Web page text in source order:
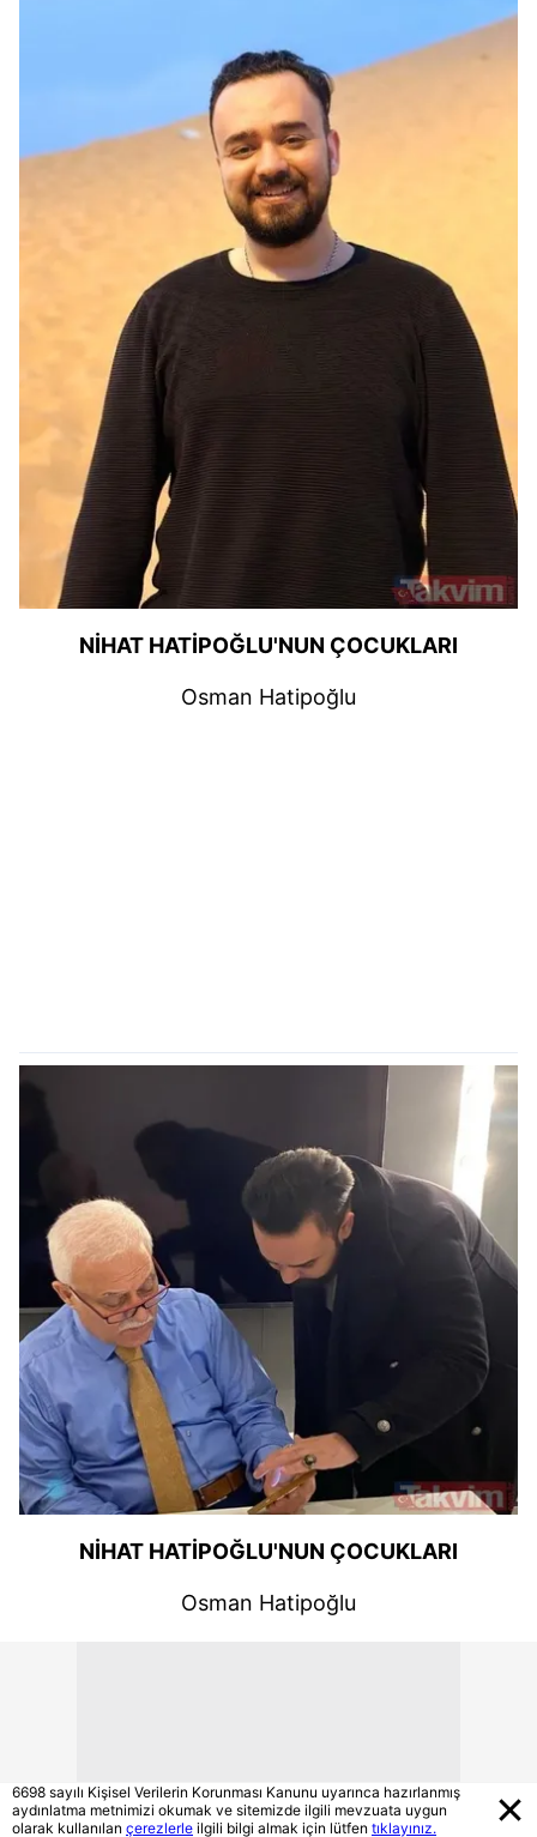
NİHAT HATİPOĞLU'NUN ÇOCUKLARI
Osman Hatipoğlu
NİHAT HATİPOĞLU'NUN ÇOCUKLARI
Osman Hatipoğlu
6698 sayılı Kişisel Verilerin Korunması Kanunu uyarınca hazırlanmış
aydınlatma metnimizi okumak ve sitemizde ilgili mevzuata uygun
olarak kullanılan çerezlerle ilgili bilgi almak için lütfen tıklayınız.